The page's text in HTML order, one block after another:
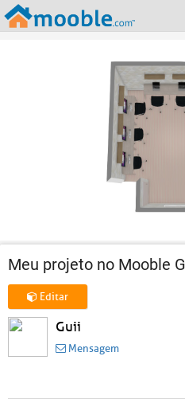
Meu projeto no Mooble
Editar
Guii
Mensagem